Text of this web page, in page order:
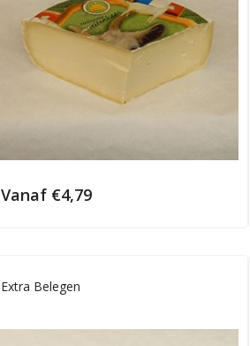
Vanaf €4,79
Extra Belegen